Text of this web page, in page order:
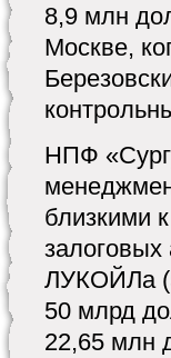
8,9 млн
Москве,
НПФ
близкими
ЛУКОЙЛа
50 млрд
22,65 млн